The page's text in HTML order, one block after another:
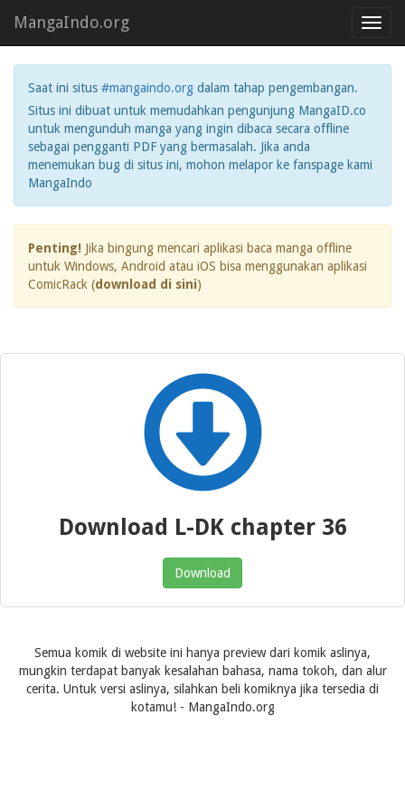
MangaIndo.org
Saat ini situs #mangaindo.org dalam tahap pengembangan.
Situs ini dibuat untuk memudahkan pengunjung MangaID.co
untuk mengunduh manga yang ingin dibaca secara offline
sebagai pengganti PDF yang bermasalah. Jika anda
menemukan bug di situs ini, mohon melapor ke fanspage kami
MangaIndo
Penting! Jika bingung mencari aplikasi baca manga offline
untuk Windows, Android atau iOS bisa menggunakan aplikasi
ComicRack (download di sini)
Download L-DK chapter 36
Download
Semua komik di website ini hanya preview dari komik aslinya,
mungkin terdapat banyak kesalahan bahasa, nama tokoh, dan alur
cerita. Untuk versi aslinya, silahkan beli komiknya jika tersedia di
kotamu! - MangaIndo.org